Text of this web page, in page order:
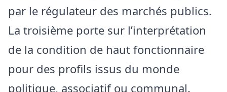
par le régulateur des marchés publics.
La troisième porte sur l’interprétation
de la condition de haut fonctionnaire
pour des profils issus du monde
politique, associatif ou communal.